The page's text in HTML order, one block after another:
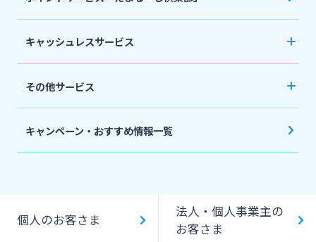
ローンシミュレーション
生命保険
個人型確定拠出年金（iDeCo）
相続関連サービス
外貨両替・円建小切手取立
外貨預金
キャッシュレスサービス
みやぎんPay
デビットカード
その他サービス
ペイジー口座振替受付サービス
キャンペーン・おすすめ情報一覧
個人のお客さま
法人・個人事業主の
お客さま